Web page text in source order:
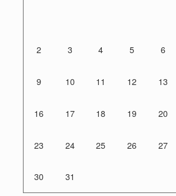
2 3 4 5 6
9 10 11 12 13
16 17 18 19 20
23 24 25 26 27
30 31